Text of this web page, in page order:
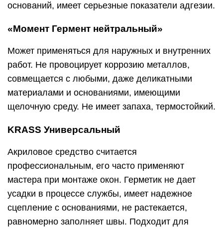
оснований, имеет серьезные показатели адгезии.
«Момент Гермент нейтральный»
Может применяться для наружных и внутренних
работ. Не провоцирует коррозию металлов,
совмещается с любыми, даже деликатными
материалами и основаниями, имеющими
щелочную среду. Не имеет запаха, термостойкий.
KRASS Универсальный
Акриловое средство считается
профессиональным, его часто применяют
мастера при монтаже окон. Герметик не дает
усадки в процессе службы, имеет надежное
сцепление с основаниями, не растекается,
равномерно заполняет швы. Подходит для